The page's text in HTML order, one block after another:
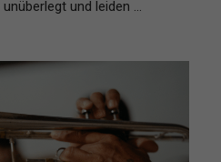
und leiden …